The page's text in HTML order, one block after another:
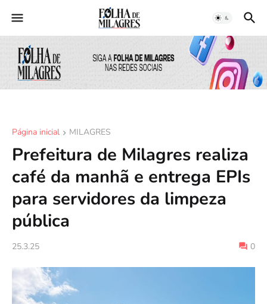
Página inicial MILAGRES
Prefeitura de Milagres realiza
café da manhã e entrega EPIs
para servidores da limpeza
pública
25.3.25 0